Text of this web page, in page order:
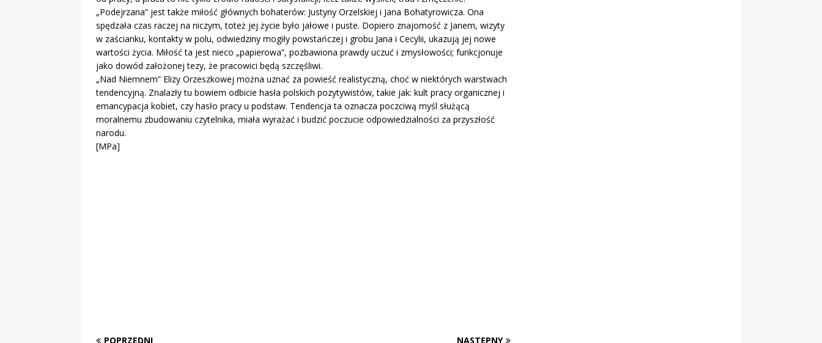
„Podejrzana” jest także miłość głównych bohaterów: Justyny Orzelskiej i Jana Bohatyrowicza. Ona
spędzała czas raczej na niczym, toteż jej życie było jałowe i puste. Dopiero znajomość z Janem, wizyty
w zaścianku, kontakty w polu, odwiedziny mogiły powstańczej i grobu Jana i Cecylii, ukazują jej nowe
wartości życia. Miłość ta jest nieco „papierowa”, pozbawiona prawdy uczuć i zmysłowości; funkcjonuje
jako dowód założonej tezy, że pracowici będą szczęśliwi.
„Nad Niemnem” Elizy Orzeszkowej można uznać za powieść realistyczną, choć w niektórych warstwach
tendencyjną. Znalazły tu bowiem odbicie hasła polskich pozytywistów, takie jak: kult pracy organicznej i
emancypacja kobiet, czy hasło pracy u podstaw. Tendencja ta oznacza poczciwą myśl służącą
moralnemu zbudowaniu czytelnika, miała wyrażać i budzić poczucie odpowiedzialności za przyszłość
narodu.
[MPa]
POPRZEDNI NASTĘPNY